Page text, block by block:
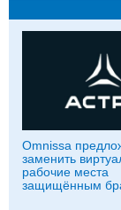
Omnissa
заменить
рабочие места
защищённым